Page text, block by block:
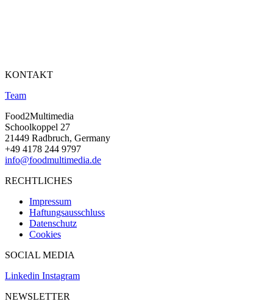
KONTAKT
Team
Food2Multimedia
Schoolkoppel 27
21449 Radbruch, Germany
+49 4178 244 9797
info@foodmultimedia.de
RECHTLICHES
Impressum
Haftungsausschluss
Datenschutz
Cookies
SOCIAL MEDIA
Linkedin Instagram
NEWSLETTER